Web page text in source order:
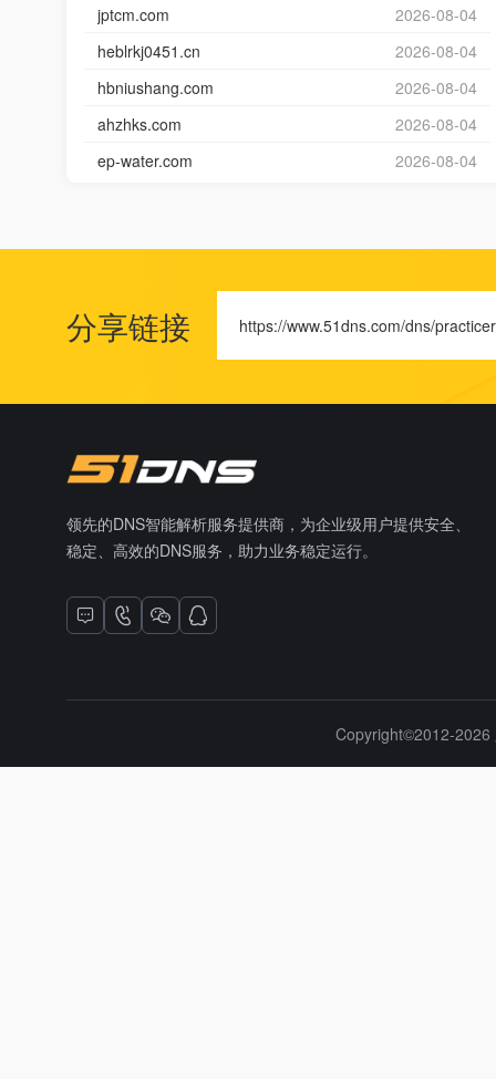
jptcm.com
2026-08-04
heblrkj0451.cn
2026-08-04
hbniushang.com
2026-08-04
ahzhks.com
2026-08-04
ep-water.com
2026-08-04
分享链接 https://www.51dns.com/dns/
领先的DNS智能解析服务提供商，为企业级用户提供安全、
稳定、高效的DNS服务，助力业务稳定运行。
Copyright©2012-2026